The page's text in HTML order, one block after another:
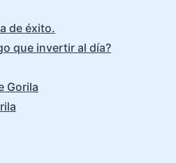
de éxito.
que invertir al día?
Gorila